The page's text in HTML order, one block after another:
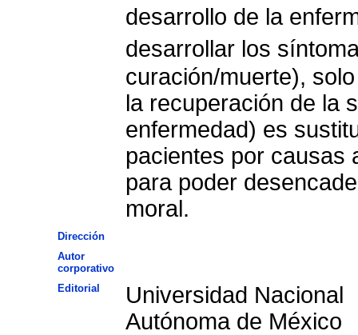
desarrollo de la
desarrollar los
curación/muerte),
la recuperación de la
enfermedad) es
pacientes por causas
para poder
moral.
Dirección
Autor
corporativo
Editorial
Universidad Nacional
Autónoma de México